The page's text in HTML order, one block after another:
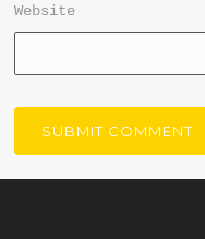
Website